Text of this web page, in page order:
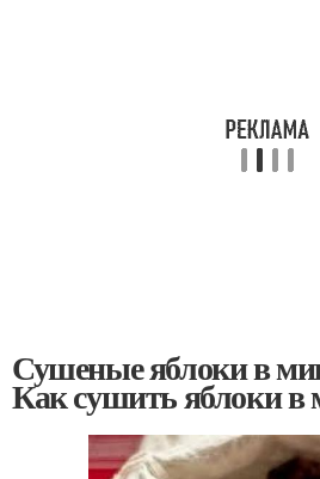
Сушеные яблоки в
Как сушить яблоки в